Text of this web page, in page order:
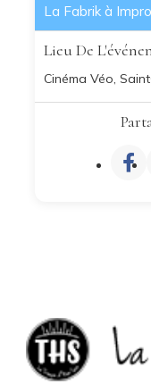
La Fabrik à Impro
Lieu De
Cinéma Véo,